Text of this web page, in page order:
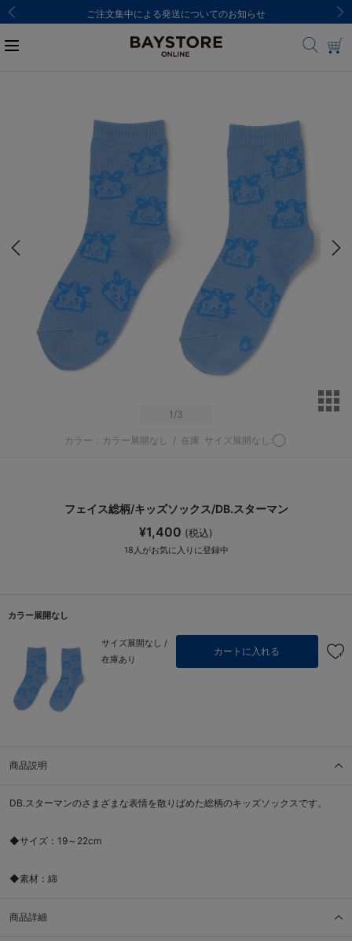
ご注文集中による発送についてのお知らせ
1 /3
カラー：カラー展開なし / 在庫 サイズ展開なし:◯
フェイス総柄/キッズソックス/DB.スターマン
¥1,400 (税込)
18 人がお気に入りに登録中
カラー展開なし
サイズ展開なし /
在庫あり
カートに入れる
商品説明
DB.スターマンのさまざまな表情を散りばめた総柄のキッズソックスです。
◆サイズ：19～22cm
◆素材：綿
商品詳細